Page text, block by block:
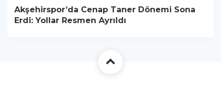
Akşehirspor’da Cenap Taner Dönemi Sona
Erdi: Yollar Resmen Ayrıldı